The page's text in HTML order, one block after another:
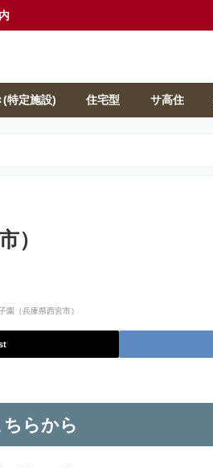
(特定施設) 住宅型 サ高住
）
らから